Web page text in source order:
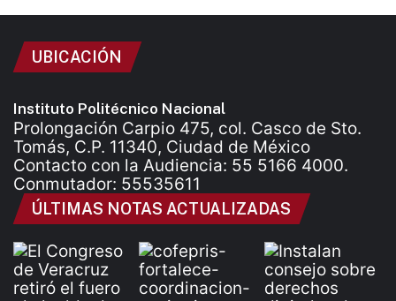
UBICACIÓN
Instituto Politécnico Nacional
Prolongación Carpio 475, col. Casco de Sto.
Tomás, C.P. 11340, Ciudad de México
Contacto con la Audiencia: 55 5166 4000.
Conmutador: 55535611
ÚLTIMAS NOTAS ACTUALIZADAS